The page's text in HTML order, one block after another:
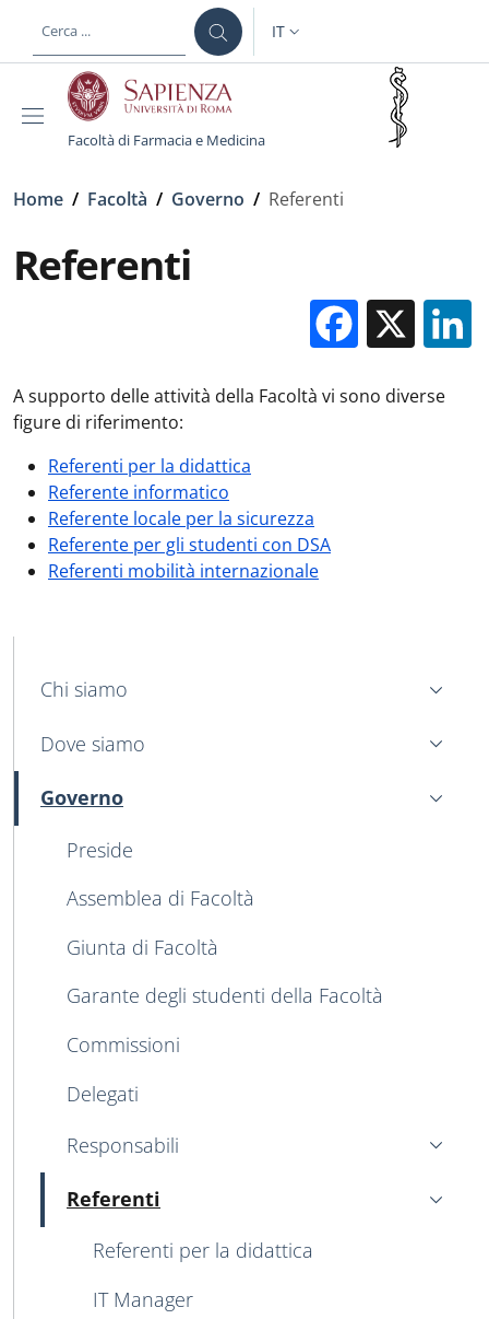
al contenuto principale
SELETTORE LINGUA:
IT
Facoltà di Farmacia e Medicina
Briciole di pane
Home / Facoltà / Governo / Referenti
Referenti
X
A supporto delle attività della Facoltà vi sono diverse
figure di riferimento:
Referenti per la didattica
Referente informatico
Referente locale per la sicurezza
Referente per gli studenti con DSA
Referenti mobilità internazionale
MENU CEV SECOND NAVIGATION
Chi siamo
Dove siamo
Governo
Attivo
Preside
Assemblea di Facoltà
Giunta di Facoltà
Garante degli studenti della Facoltà
Commissioni
Delegati
Responsabili
Referenti
Attivo
Referenti per la didattica
IT Manager